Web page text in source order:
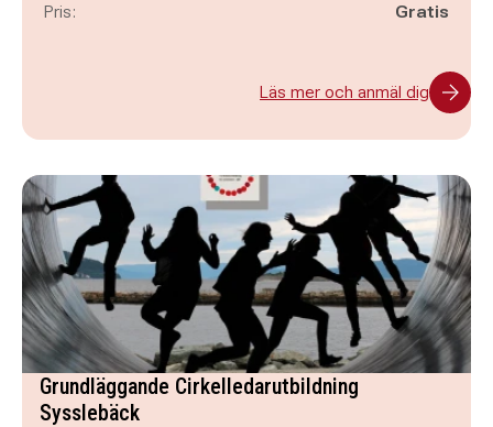
Pris: Gratis
Läs mer och anmäl dig
Grundläggande Cirkelledarutbildning
Sysslebäck